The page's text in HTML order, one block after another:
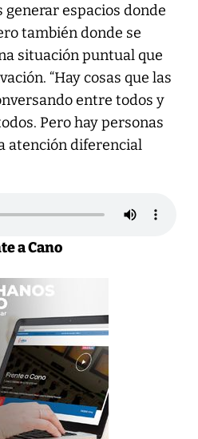
generar espacios donde
también donde se
situación puntual que
“Hay cosas que las
entre todos y
Pero hay personas
atención diferencial
a Cano